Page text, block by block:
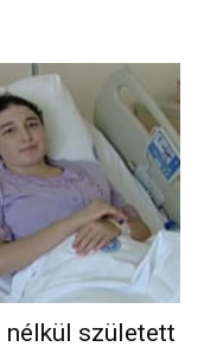
nélkül született